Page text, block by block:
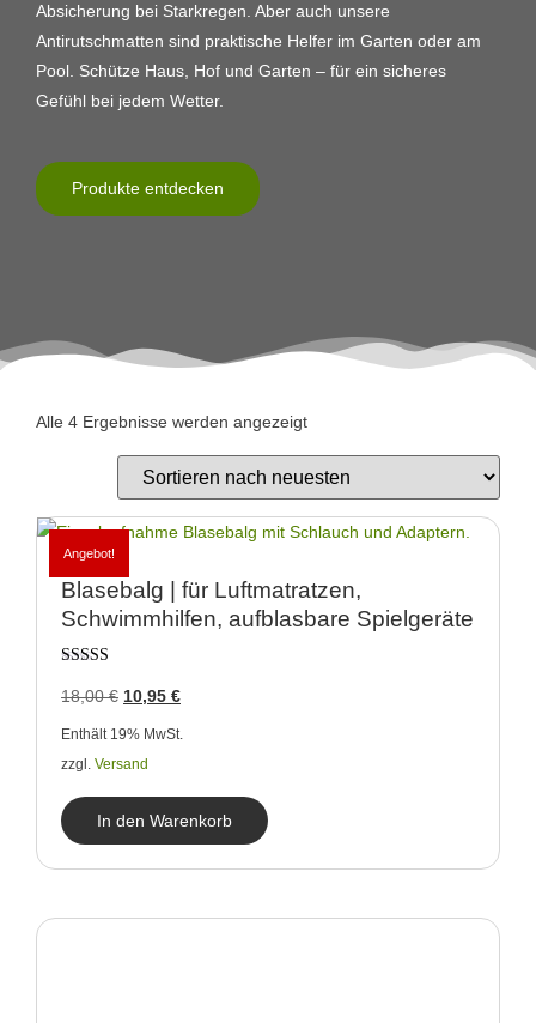
Absicherung bei Starkregen. Aber auch unsere
Antirutschmatten sind praktische Helfer im Garten oder am
Pool. Schütze Haus, Hof und Garten – für ein sicheres
Gefühl bei jedem Wetter.
Produkte entdecken
Alle 4 Ergebnisse werden angezeigt
Angebot!
Blasebalg | für Luftmatratzen,
Schwimmhilfen, aufblasbare Spielgeräte
mit
von 5
18,00€ 10,95 €
Enthält 19% MwSt.
zzgl. Versand
In den Warenkorb